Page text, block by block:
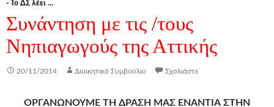
- Το ΔΣ λέει ...
Συνάντηση με τις /τους
Νηπιαγωγούς της Αττικής
20/11/2014 Διοικητικό Συμβούλιο Σχολιάστε
ΟΡΓΑΝΩΝΟΥΜΕ ΤΗ ΔΡΑΣΗ ΜΑΣ ΕΝΑΝΤΙΑ ΣΤΗΝ